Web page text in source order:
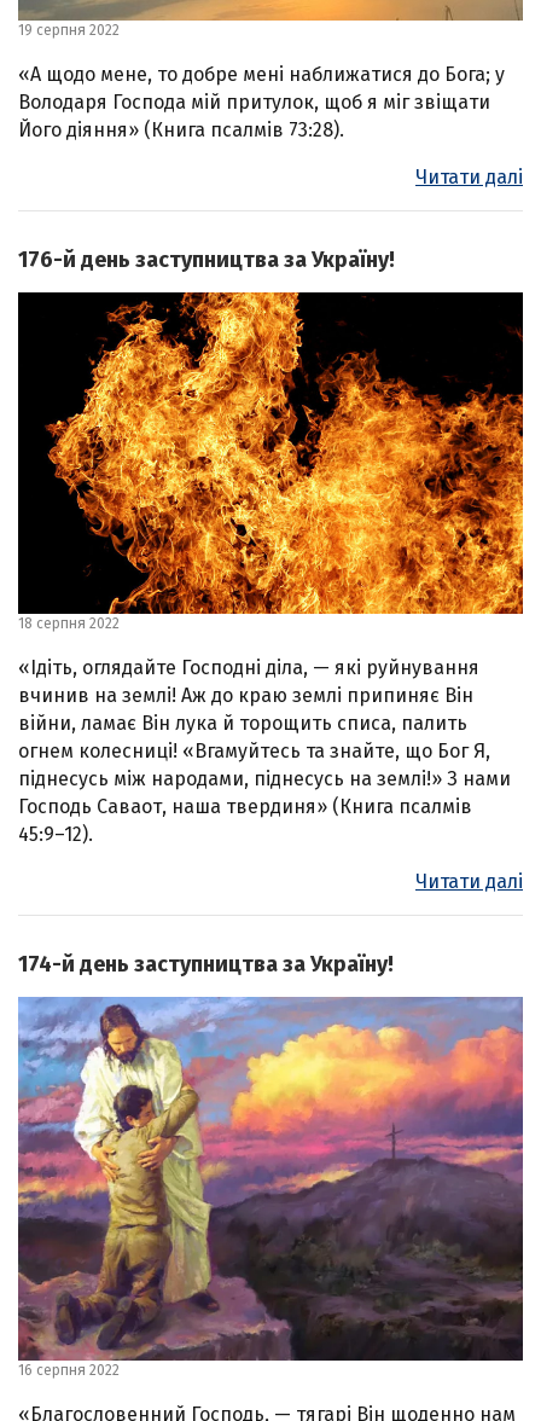
19 серпня 2022
«А щодо мене, то добре мені наближатися до Бога; у
Володаря Господа мій притулок, щоб я міг звіщати
Його діяння» (Книга псалмів 73:28).
Читати далі
176-й день заступництва за Україну!
18 серпня 2022
«Ідіть, оглядайте Господні діла, — які руйнування
вчинив на землі! Аж до краю землі припиняє Він
війни, ламає Він лука й торощить списа, палить
огнем колесниці! «Вгамуйтесь та знайте, що Бог Я,
піднесусь між народами, піднесусь на землі!» З нами
Господь Саваот, наша твердиня» (Книга псалмів
45:9–12).
Читати далі
174-й день заступництва за Україну!
16 серпня 2022
«Благословенний Господь, — тягарі Він щоденно нам